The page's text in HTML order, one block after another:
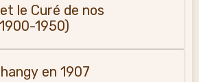
le Curé de nos
1950)
en 1907